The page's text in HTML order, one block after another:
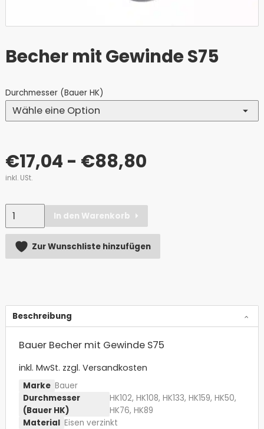
Becher mit Gewinde S75
Durchmesser (Bauer HK)
€17,04 - €88,80
inkl. USt.
Anzahl
In den Warenkorb
Alternative:
Zur Wunschliste hinzufügen
Beschreibung
Bauer Becher mit Gewinde S75
inkl. MwSt. zzgl. Versandkosten
Bauer
Marke
HK102, HK108, HK133, HK159, HK50,
HK76, HK89
Durchmesser
(Bauer HK)
Eisen verzinkt
Material